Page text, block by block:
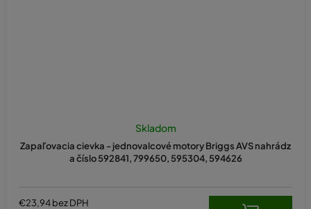
Zapaľovacia cievka - jednovalcové motory Briggs AVS nahrádz
a číslo 592841, 799650, 595304, 594626
Skladom
€23,94 bez DPH